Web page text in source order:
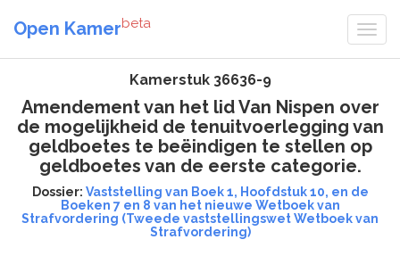
Open Kamerbeta
Kamerstuk 36636-9
Amendement van het lid Van Nispen over
de mogelijkheid de tenuitvoerlegging van
geldboetes te beëindigen te stellen op
geldboetes van de eerste categorie.
Dossier: Vaststelling van Boek 1, Hoofdstuk 10, en de
Boeken 7 en 8 van het nieuwe Wetboek van
Strafvordering (Tweede vaststellingswet Wetboek van
Strafvordering)